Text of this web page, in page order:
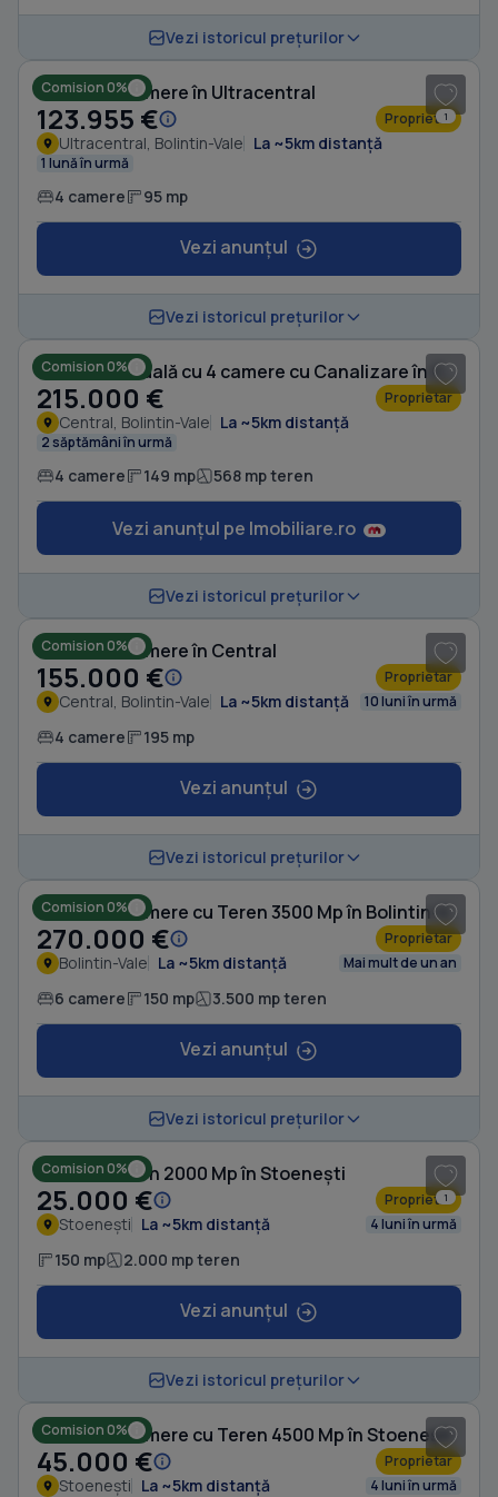
Vezi istoricul prețurilor
1
Comision 0%
Casă cu 4 camere în Ultracentral
123.955 € Proprietar
Ultracentral, Bolintin-Vale La ~5km distanță
1 lună în urmă
4 camere 95 mp
Vezi anunțul
Vezi istoricul prețurilor
Comision 0% Casă individuală cu 4 camere cu Canalizare în Central
215.000 € Proprietar
Central, Bolintin-Vale La ~5km distanță
2 săptămâni în urmă
4 camere 149 mp 568 mp teren
Vezi anunțul pe Imobiliare.ro
Vezi istoricul prețurilor
Comision 0%
Casă cu 4 camere în Central
155.000 € Proprietar
Central, Bolintin-Vale La ~5km distanță 10 luni în urmă
4 camere 195 mp
Vezi anunțul
Vezi istoricul prețurilor
Comision 0% Casă cu 6 camere cu Teren 3500 Mp în Bolintin-Vale
270.000 € Proprietar
Bolintin-Vale La ~5km distanță Mai mult de un an
6 camere 150 mp 3.500 mp teren
Vezi anunțul
Vezi istoricul prețurilor
1
Comision 0%
Casă cu Teren 2000 Mp în Stoenești
25.000 € Proprietar
Stoenești La ~5km distanță 4 luni în urmă
150 mp 2.000 mp teren
Vezi anunțul
Vezi istoricul prețurilor
Comision 0%
Casă cu 2 camere cu Teren 4500 Mp în Stoenești
45.000 € Proprietar
Stoenești La ~5km distanță 4 luni în urmă